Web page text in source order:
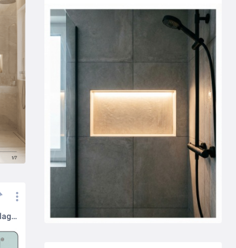
Slotfix: Montage in nur 3 Schritten (einlagige Trockenbauwand)